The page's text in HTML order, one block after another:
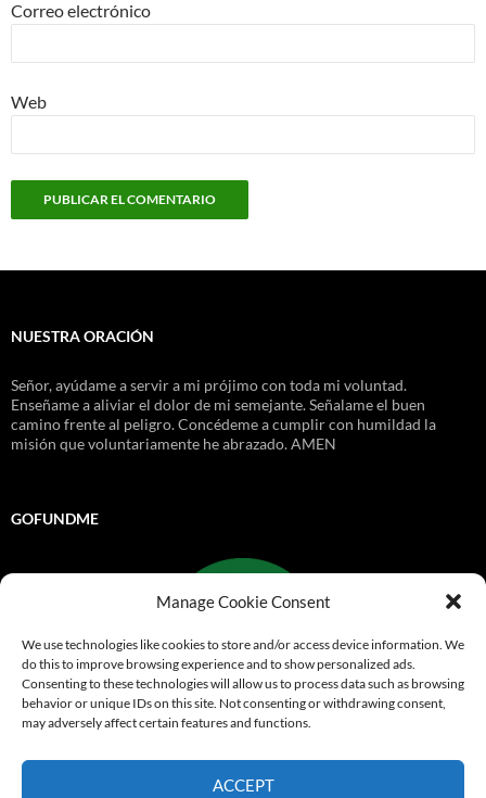
Manage Cookie Consent
We use technologies like cookies to store and/or access device information. We
do this to improve browsing experience and to show personalized ads.
Consenting to these technologies will allow us to process data such as browsing
behavior or unique IDs on this site. Not consenting or withdrawing consent,
may adversely affect certain features and functions.
ACCEPT
Correo electrónico
Web
NUESTRA ORACIÓN
Señor, ayúdame a servir a mi prójimo con toda mi voluntad.
Enseñame a aliviar el dolor de mi semejante. Señalame el buen
camino frente al peligro. Concédeme a cumplir con humildad la
misión que voluntariamente he abrazado. AMEN
GOFUNDME